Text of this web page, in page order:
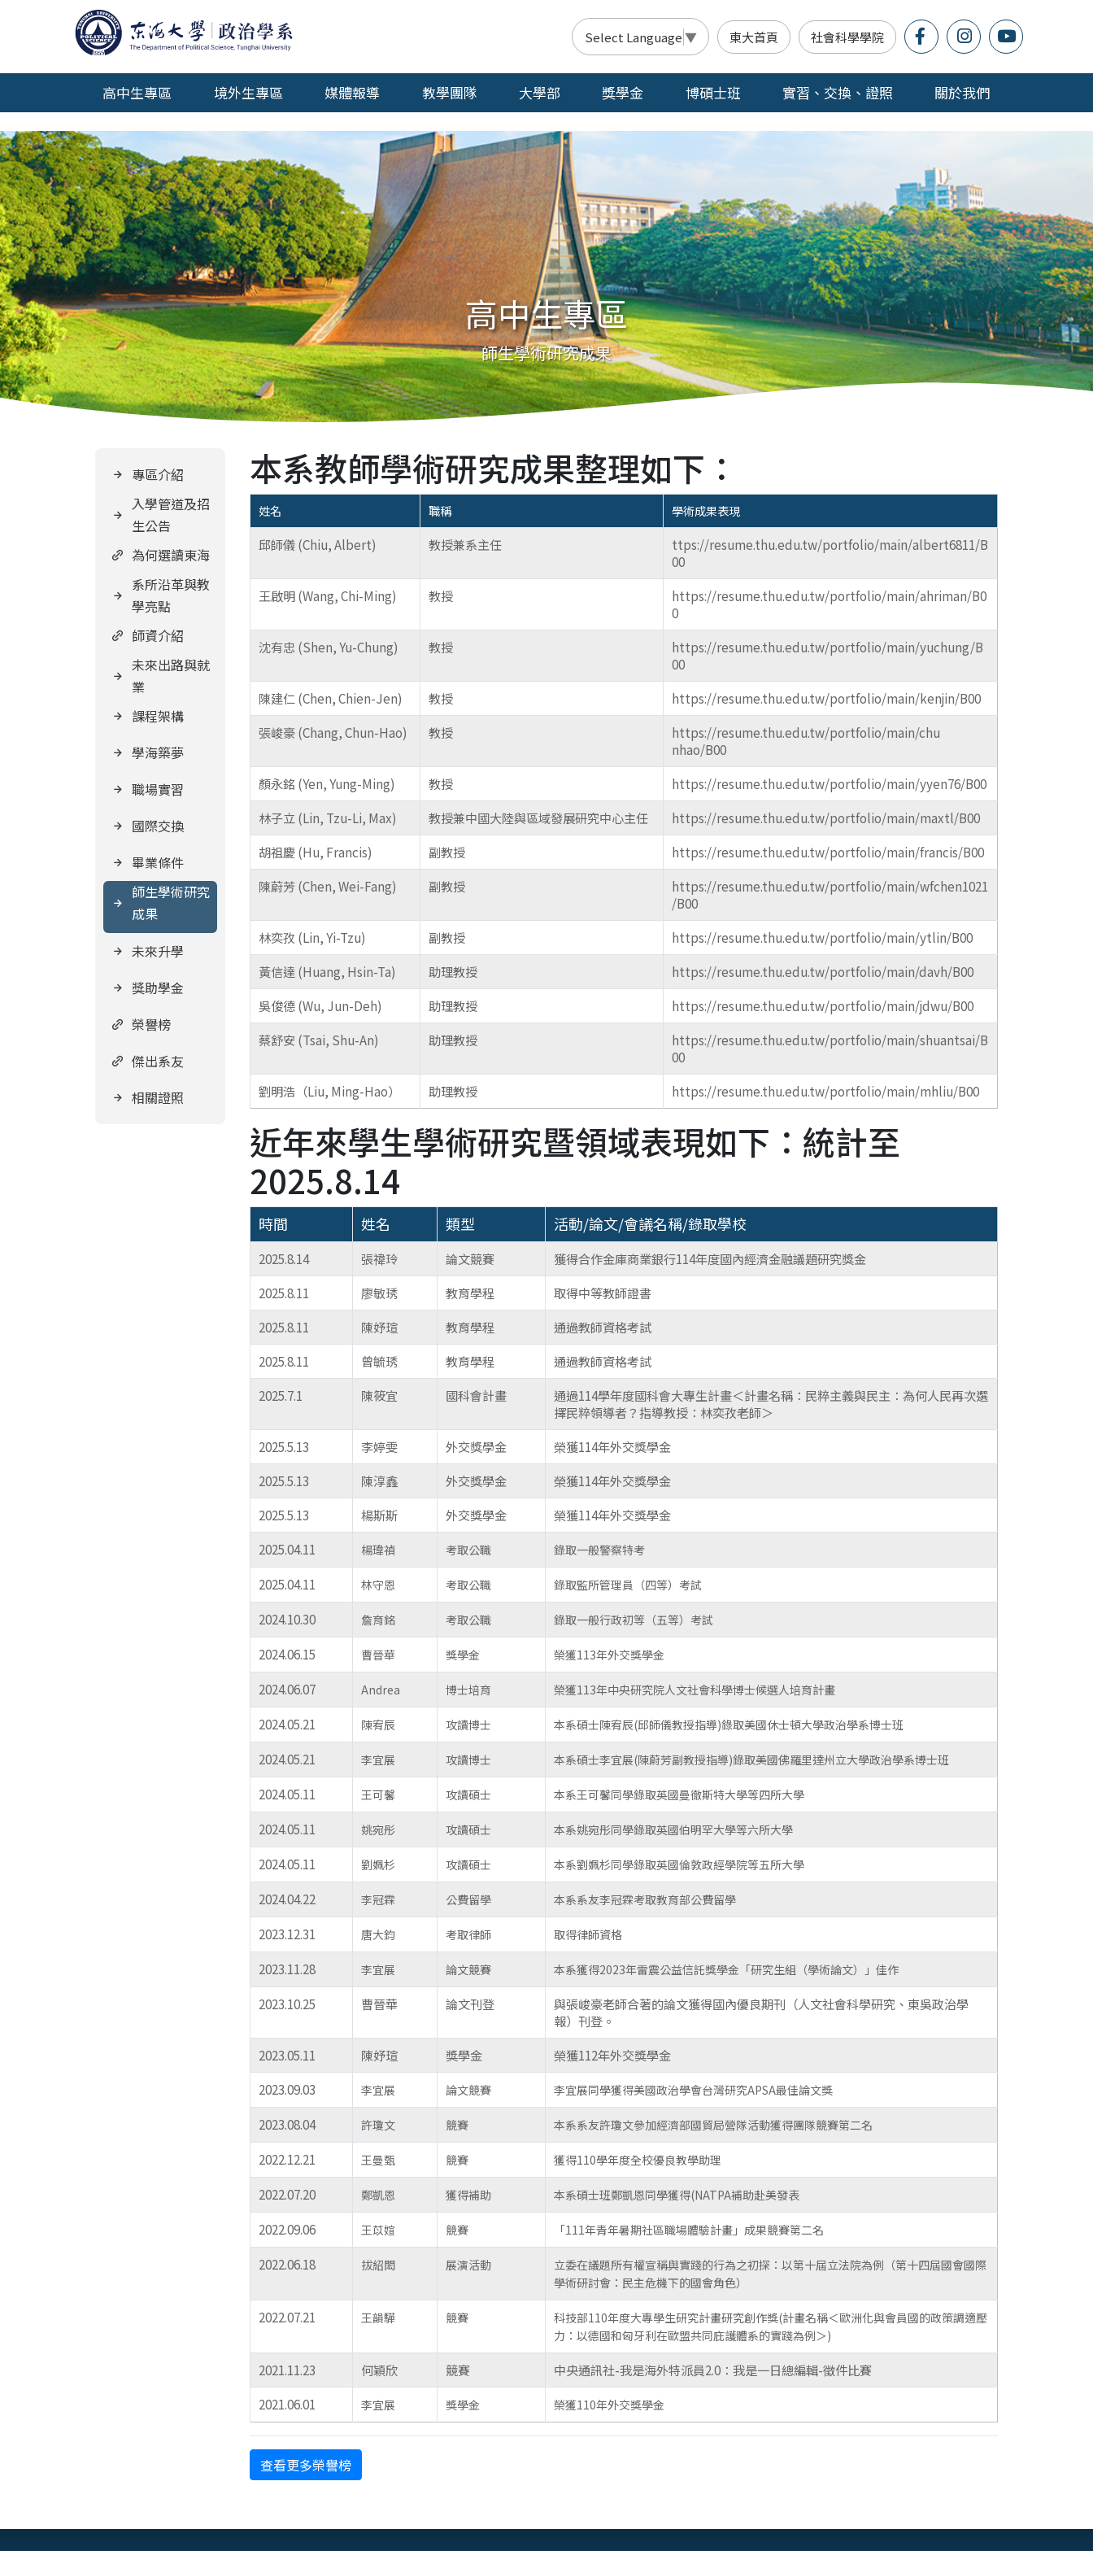
Select Language ▼ 東大首頁 社會科學學院
高中生專區 境外生專區 媒體報導 教學團隊 大學部 獎學金 博碩士班 實習、交換、證照 關於我們
高中生專區
師生學術研究成果
專區介紹
入學管道及招
生公告
為何選讀東海
系所沿革與教
學亮點
師資介紹
未來出路與就
業
課程架構
學海築夢
職場實習
國際交換
畢業條件
師生學術研究
成果
未來升學
獎助學金
榮譽榜
傑出系友
相關證照
本系教師學術研究成果整理如下：
姓名 職稱 學術成果表現
邱師儀 (Chiu, Albert) 教授兼系主任
ttps://resume.thu.edu.tw/portfolio/main/albert6811/B
00
王啟明 (Wang, Chi-Ming)
教授
https://resume.thu.edu.tw/portfolio/main/ahriman/B0
0
沈有忠 (Shen, Yu-Chung)
教授
https://resume.thu.edu.tw/portfolio/main/yuchung/B
00
陳建仁 (Chen, Chien-Jen)
教授
https://resume.thu.edu.tw/portfolio/main/kenjin/B00
張峻豪 (Chang, Chun-Hao)
教授
https://resume.thu.edu.tw/portfolio/main/chu
nhao/B00
顏永銘 (Yen, Yung-Ming)
教授
https://resume.thu.edu.tw/portfolio/main/yyen76/B00
林子立 (Lin, Tzu-Li, Max)
教授兼中國大陸與區域發展研究中心主任
https://resume.thu.edu.tw/portfolio/main/maxtl/B00
胡祖慶 (Hu, Francis)
副教授
https://resume.thu.edu.tw/portfolio/main/francis/B00
陳蔚芳 (Chen, Wei-Fang)
副教授
https://resume.thu.edu.tw/portfolio/main/wfchen1021
/B00
林奕孜 (Lin, Yi-Tzu)
副教授
https://resume.thu.edu.tw/portfolio/main/ytlin/B00
黃信達 (Huang, Hsin-Ta)
助理教授
https://resume.thu.edu.tw/portfolio/main/davh/B00
吳俊德 (Wu, Jun-Deh)
助理教授
https://resume.thu.edu.tw/portfolio/main/jdwu/B00
蔡舒安 (Tsai, Shu-An)
助理教授
https://resume.thu.edu.tw/portfolio/main/shuantsai/B
00
劉明浩（Liu, Ming-Hao）
助理教授 https://resume.thu.edu.tw/portfolio/main/mhliu/B00
近年來學生學術研究暨領域表現如下：統計至
2025.8.14
時間 姓名 類型 活動/論文/會議名稱/錄取學校
2025.8.14 張禕玲 論文競賽
獲得合作金庫商業銀行114年度國內經濟金融議題研究獎金
2025.8.11
廖敏琇 教育學程
取得中等教師證書
2025.8.11
陳妤瑄 教育學程
通過教師資格考試
2025.8.11
曾毓琇 教育學程
通過教師資格考試
2025.7.1
陳筱宜 國科會計畫
通過114學年度國科會大專生計畫＜計畫名稱：民粹主義與民主：為何人民再次選
擇民粹領導者？指導教授：林奕孜老師＞
2025.5.13
李婷雯 外交獎學金
榮獲114年外交獎學金
2025.5.13
陳淳鑫 外交獎學金
榮獲114年外交獎學金
2025.5.13
楊斯斯 外交獎學金
榮獲114年外交獎學金
2025.04.11
楊瑋禎 考取公職 錄取一般警察特考
2025.04.11 林守恩 考取公職 錄取監所管理員（四等）考試
2024.10.30 詹育銘 考取公職 錄取一般行政初等（五等）考試
2024.06.15 曹晉華 獎學金 榮獲113年外交獎學金
2024.06.07 Andrea 博士培育 榮獲113年中央研究院人文社會科學博士候選人培育計畫
2024.05.21 陳宥辰 攻讀博士 本系碩士陳宥辰(邱師儀教授指導)錄取美國休士頓大學政治學系博士班
2024.05.21 李宜展 攻讀博士 本系碩士李宜展(陳蔚芳副教授指導)錄取美國佛羅里達州立大學政治學系博士班
2024.05.11 王可馨 攻讀碩士 本系王可馨同學錄取英國曼徹斯特大學等四所大學
2024.05.11 姚宛彤 攻讀碩士 本系姚宛彤同學錄取英國伯明罕大學等六所大學
2024.05.11 劉姵杉 攻讀碩士 本系劉姵杉同學錄取英國倫敦政經學院等五所大學
2024.04.22 李冠霖 公費留學 本系系友李冠霖考取教育部公費留學
2023.12.31 唐大鈞 考取律師 取得律師資格
2023.11.28 李宜展 論文競賽 本系獲得2023年雷震公益信託獎學金「研究生組（學術論文）」佳作
2023.10.25 曹晉華 論文刊登
與張峻豪老師合著的論文獲得國內優良期刊（人文社會科學研究、東吳政治學
報）刊登。
2023.05.11
陳妤瑄 獎學金
榮獲112年外交獎學金
2023.09.03
李宜展 論文競賽 李宜展同學獲得美國政治學會台灣研究APSA最佳論文獎
2023.08.04 許瓊文 競賽 本系系友許瓊文參加經濟部國貿局營隊活動獲得團隊競賽第二名
2022.12.21 王曼甄 競賽 獲得110學年度全校優良教學助理
2022.07.20 鄭凱恩 獲得補助 本系碩士班鄭凱恩同學獲得(NATPA補助赴美發表
2022.09.06 王苡媗 競賽 「111年青年暑期社區職場體驗計畫」成果競賽第二名
2022.06.18 拔紹閎 展演活動
立委在議題所有權宣稱與實踐的行為之初探：以第十屆立法院為例（第十四屆國會國際
學術研討會：民主危機下的國會角色）
2022.07.21 王韻驊 競賽
科技部110年度大專學生研究計畫研究創作獎(計畫名稱＜歐洲化與會員國的政策調適壓
力：以德國和匈牙利在歐盟共同庇護體系的實踐為例＞)
2021.11.23 何穎欣 競賽
中央通訊社-我是海外特派員2.0：我是一日總編輯-徵件比賽
2021.06.01
李宜展 獎學金 榮獲110年外交獎學金
查看更多榮譽榜